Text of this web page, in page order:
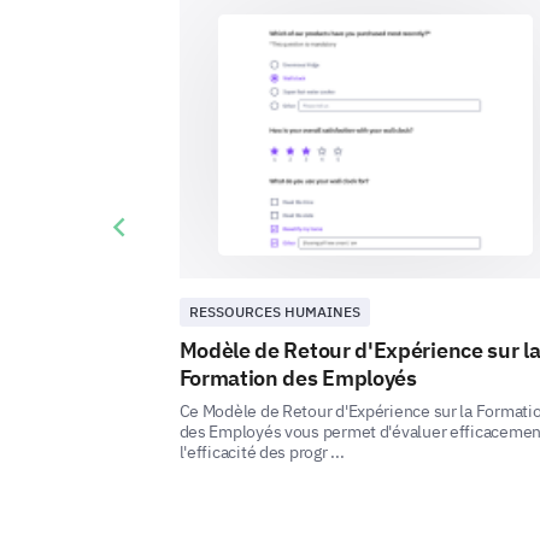
RESSOURCES HUMAINES
Modèle de Retour d'Expérience sur la
Formation des Employés
Ce Modèle de Retour d'Expérience sur la
des Employés vous permet d'évaluer
l'efficacité des progr ...
Previous slide